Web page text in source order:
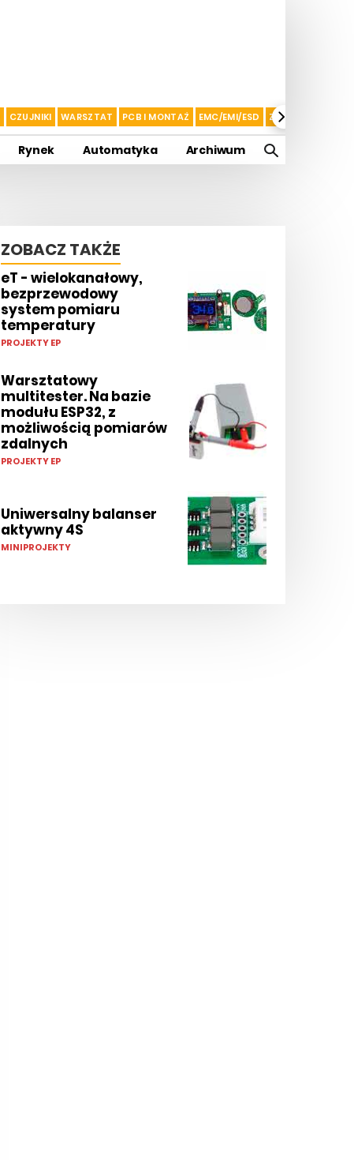
CZUJNIKI WARSZTAT PCB I MONTAŻ EMC/EMI/ESD ZASILANIE I
Rynek Automatyka Archiwum
ZOBACZ TAKŻE
eT - wielokanałowy,
bezprzewodowy
system pomiaru
temperatury
PROJEKTY EP
Warsztatowy
multitester. Na bazie
modułu ESP32, z
możliwością pomiarów
zdalnych
PROJEKTY EP
Uniwersalny balanser
aktywny 4S
MINIPROJEKTY